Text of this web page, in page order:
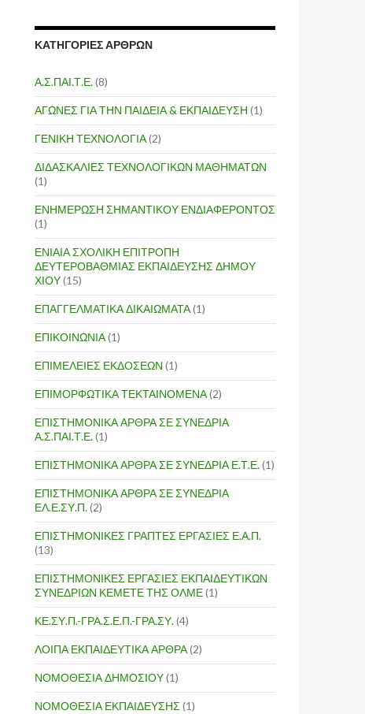
ΚΑΤΗΓΟΡΙΕΣ ΑΡΘΡΩΝ
Α.Σ.ΠΑΙ.Τ.Ε.(8)
ΑΓΩΝΕΣ ΓΙΑ ΤΗΝ ΠΑΙΔΕΙΑ & ΕΚΠΑΙΔΕΥΣΗ (1)
ΓΕΝΙΚΗ ΤΕΧΝΟΛΟΓΙΑ(2)
ΔΙΔΑΣΚΑΛΙΕΣ ΤΕΧΝΟΛΟΓΙΚΩΝ ΜΑΘΗΜΑΤΩΝ
(1)
ΕΝΗΜΕΡΩΣΗ ΣΗΜΑΝΤΙΚΟΥ ΕΝΔΙΑΦΕΡΟΝΤΟΣ
(1)
ΕΝΙΑΙΑ ΣΧΟΛΙΚΗ ΕΠΙΤΡΟΠΗ
ΔΕΥΤΕΡΟΒΑΘΜΙΑΣ ΕΚΠΑΙΔΕΥΣΗΣ ΔΗΜΟΥ
ΧΙΟΥ(15)
ΕΠΑΓΓΕΛΜΑΤΙΚΑ ΔΙΚΑΙΩΜΑΤΑ(1)
ΕΠΙΚΟΙΝΩΝΙΑ(1)
ΕΠΙΜΕΛΕΙΕΣ ΕΚΔΟΣΕΩΝ (1)
ΕΠΙΜΟΡΦΩΤΙΚΑ ΤΕΚΤΑΙΝΟΜΕΝΑ(2)
ΕΠΙΣΤΗΜΟΝΙΚΑ ΑΡΘΡΑ ΣΕ ΣΥΝΕΔΡΙΑ
Α.Σ.ΠΑΙ.Τ.Ε.(1)
ΕΠΙΣΤΗΜΟΝΙΚΑ ΑΡΘΡΑ ΣΕ ΣΥΝΕΔΡΙΑ Ε.Τ.Ε.(1)
ΕΠΙΣΤΗΜΟΝΙΚΑ ΑΡΘΡΑ ΣΕ ΣΥΝΕΔΡΙΑ
ΕΛ.Ε.ΣΥ.Π.(2)
ΕΠΙΣΤΗΜΟΝΙΚΕΣ ΓΡΑΠΤΕΣ ΕΡΓΑΣΙΕΣ Ε.Α.Π.
(13)
ΕΠΙΣΤΗΜΟΝΙΚΕΣ ΕΡΓΑΣΙΕΣ ΕΚΠΑΙΔΕΥΤΙΚΩΝ
ΣΥΝΕΔΡΙΩΝ ΚΕΜΕΤΕ ΤΗΣ ΟΛΜΕ(1)
ΚΕ.ΣΥ.Π.-ΓΡΑ.Σ.Ε.Π.-ΓΡΑ.ΣΥ.(4)
ΛΟΙΠΑ ΕΚΠΑΙΔΕΥΤΙΚΑ ΑΡΘΡΑ(2)
ΝΟΜΟΘΕΣΙΑ ΔΗΜΟΣΙΟΥ(1)
ΝΟΜΟΘΕΣΙΑ ΕΚΠΑΙΔΕΥΣΗΣ (1)